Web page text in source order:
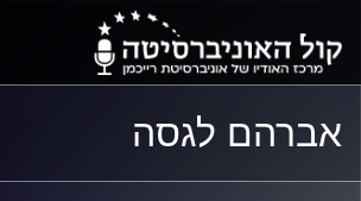
התפריט
הראשי
התוכן
הראשי
אברהם לגסה